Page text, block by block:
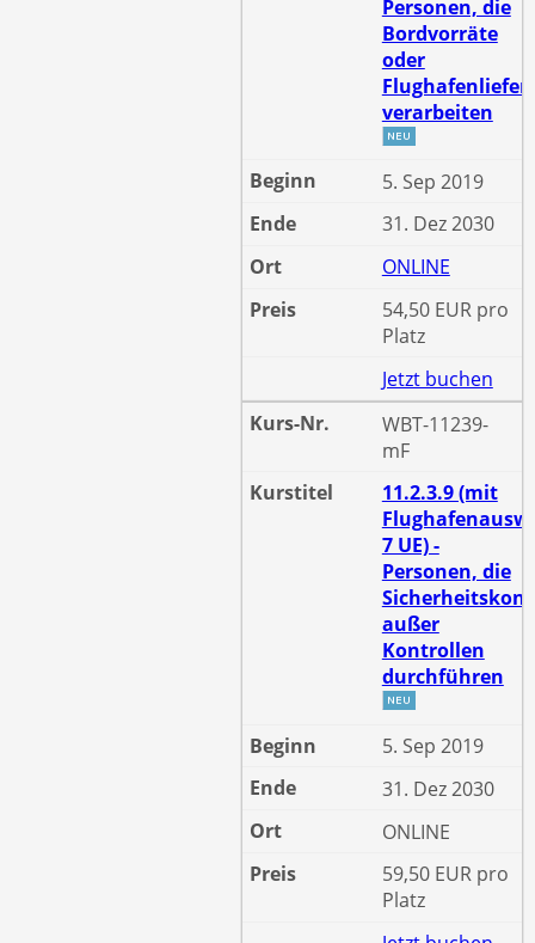
Personen, die
Bordvorräte
oder
verarbeiten
5. Sep 2019
31. Dez 2030
ONLINE
54,50 EUR pro
Platz
Jetzt buchen
WBT-11239-
mF
11.2.3.9 (mit
7 UE) -
Personen, die
außer
Kontrollen
durchführen
5. Sep 2019
31. Dez 2030
ONLINE
59,50 EUR pro
Platz